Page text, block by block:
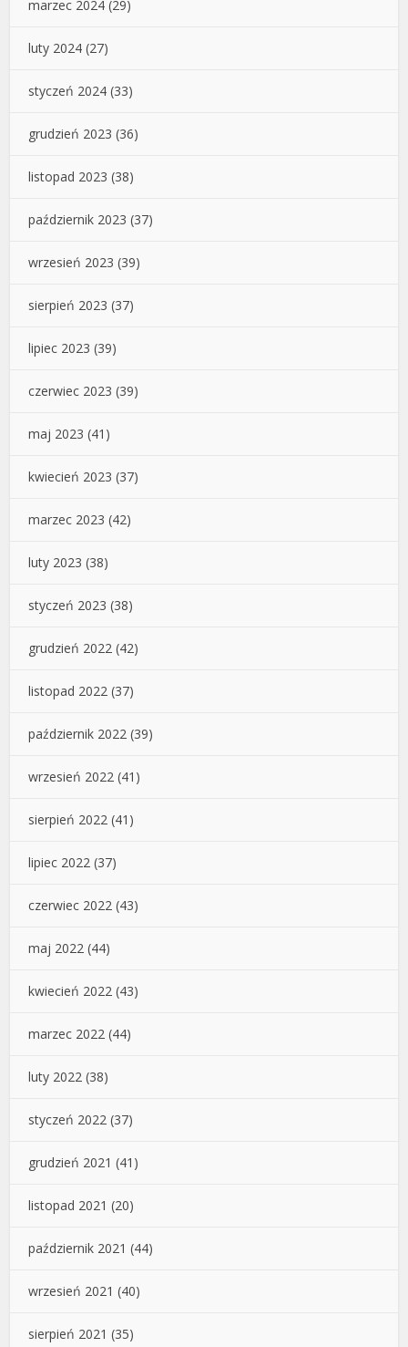
marzec 2024 (29)
luty 2024 (27)
styczeń 2024 (33)
grudzień 2023 (36)
listopad 2023 (38)
październik 2023 (37)
wrzesień 2023 (39)
sierpień 2023 (37)
lipiec 2023 (39)
czerwiec 2023 (39)
maj 2023 (41)
kwiecień 2023 (37)
marzec 2023 (42)
luty 2023 (38)
styczeń 2023 (38)
grudzień 2022 (42)
listopad 2022 (37)
październik 2022 (39)
wrzesień 2022 (41)
sierpień 2022 (41)
lipiec 2022 (37)
czerwiec 2022 (43)
maj 2022 (44)
kwiecień 2022 (43)
marzec 2022 (44)
luty 2022 (38)
styczeń 2022 (37)
grudzień 2021 (41)
listopad 2021 (20)
październik 2021 (44)
wrzesień 2021 (40)
sierpień 2021 (35)